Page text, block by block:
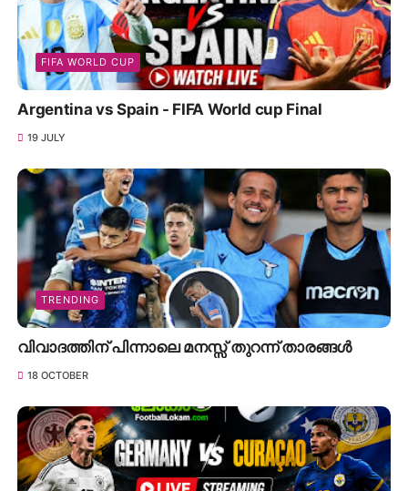
FIFA WORLD CUP
Argentina vs Spain - FIFA World cup Final
19 JULY
TRENDING
വിവാദത്തിന് പിന്നാലെ മനസ്സ് തുറന്ന് താരങ്ങൾ
18 OCTOBER